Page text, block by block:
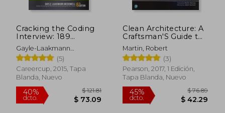
40% 45%
Cracking the Coding
Interview: 189
Programming
Questions and
Solutions (en Inglés)
Gayle-Laakmann
McDowell
(5)
Careercup, 2015, Tapa
Blanda, Nuevo
Clean Architecture: A
Craftsman'S Guide to
Software Structure
and Design: A
Craftsman'S Guide to
Software Structure
and Design (Robert c.
Inglés)
Martin, Robert
(3)
Pearson, 2017, 1 Edición,
Tapa Blanda, Nuevo